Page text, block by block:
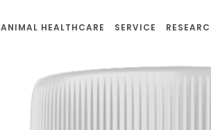
ANIMAL HEALTHCARE SERVICE